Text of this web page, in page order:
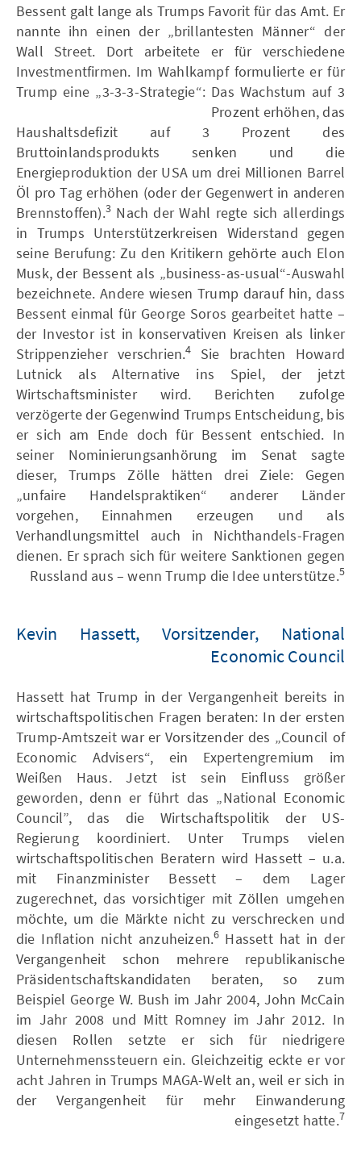
Bessent galt lange als Trumps Favorit für das Amt. Er
nannte ihn einen der „brillantesten Männer“ der
Wall Street. Dort arbeitete er für verschiedene
Investmentfirmen. Im Wahlkampf formulierte er für
Trump eine „3-3-3-Strategie“: Das Wachstum auf 3
Prozent erhöhen, das
Haushaltsdefizit auf 3 Prozent des
Bruttoinlandsprodukts senken und die
Energieproduktion der USA um drei Millionen Barrel
Öl pro Tag erhöhen (oder der Gegenwert in anderen
Brennstoffen).3 Nach der Wahl regte sich allerdings
in Trumps Unterstützerkreisen Widerstand gegen
seine Berufung: Zu den Kritikern gehörte auch Elon
Musk, der Bessent als „business-as-usual“-Auswahl
bezeichnete. Andere wiesen Trump darauf hin, dass
Bessent einmal für George Soros gearbeitet hatte –
der Investor ist in konservativen Kreisen als linker
Strippenzieher verschrien.4 Sie brachten Howard
Lutnick als Alternative ins Spiel, der jetzt
Wirtschaftsminister wird. Berichten zufolge
verzögerte der Gegenwind Trumps Entscheidung, bis
er sich am Ende doch für Bessent entschied. In
seiner Nominierungsanhörung im Senat sagte
dieser, Trumps Zölle hätten drei Ziele: Gegen
„unfaire Handelspraktiken“ anderer Länder
vorgehen, Einnahmen erzeugen und als
Verhandlungsmittel auch in Nichthandels-Fragen
dienen. Er sprach sich für weitere Sanktionen gegen
Russland aus – wenn Trump die Idee unterstütze.5
Kevin Hassett, Vorsitzender, National
Economic Council
Hassett hat Trump in der Vergangenheit bereits in
wirtschaftspolitischen Fragen beraten: In der ersten
Trump-Amtszeit war er Vorsitzender des „Council of
Economic Advisers“, ein Expertengremium im
Weißen Haus. Jetzt ist sein Einfluss größer
geworden, denn er führt das „National Economic
Council”, das die Wirtschaftspolitik der US-
Regierung koordiniert. Unter Trumps vielen
wirtschaftspolitischen Beratern wird Hassett – u.a.
mit Finanzminister Bessett – dem Lager
zugerechnet, das vorsichtiger mit Zöllen umgehen
möchte, um die Märkte nicht zu verschrecken und
die Inflation nicht anzuheizen.6 Hassett hat in der
Vergangenheit schon mehrere republikanische
Präsidentschaftskandidaten beraten, so zum
Beispiel George W. Bush im Jahr 2004, John McCain
im Jahr 2008 und Mitt Romney im Jahr 2012. In
diesen Rollen setzte er sich für niedrigere
Unternehmenssteuern ein. Gleichzeitig eckte er vor
acht Jahren in Trumps MAGA-Welt an, weil er sich in
der Vergangenheit für mehr Einwanderung
eingesetzt hatte.7